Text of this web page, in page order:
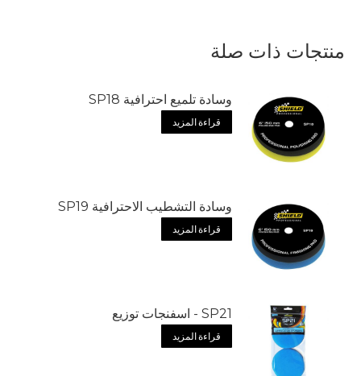
منتجات ذات صلة
وسادة تلميع احترافية SP18
قراءة المزيد
وسادة التشطيب الاحترافية SP19
قراءة المزيد
SP21 - اسفنجات توزيع
قراءة المزيد